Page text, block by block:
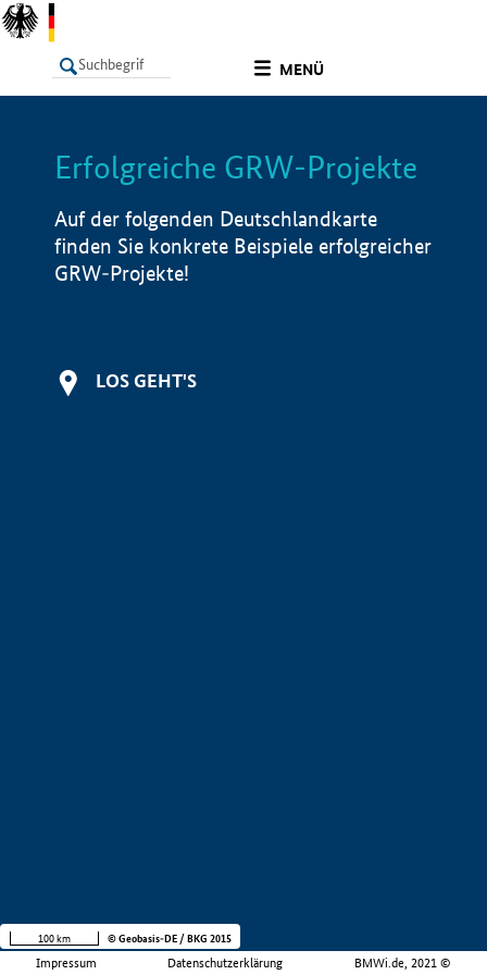
MENÜ
LISTE Info
Erfolgreiche GRW-Projekte
Auf der folgenden Deutschlandkarte
finden Sie konkrete Beispiele erfolgreicher
GRW-Projekte!
LOS GEHT'S
Impressum Datenschutzerklärung BMWi.de, 2021 ©
100 km © Geobasis-DE / BKG 2015